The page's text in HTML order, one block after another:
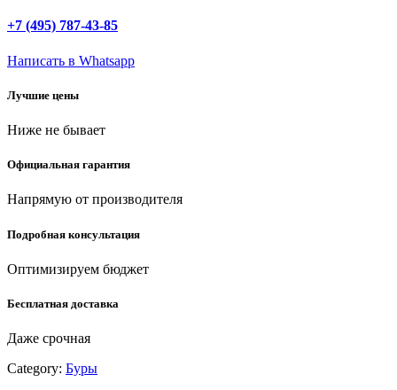
мм,
SDS-
бур,
(2930-
10)
+7 (495) 787-43-85
Написать в Whatsapp
Лучшие цены
Ниже не бывает
Официальная гарантия
Напрямую от производителя
Подробная консультация
Оптимизируем бюджет
Бесплатная доставка
Даже срочная
Category: Буры